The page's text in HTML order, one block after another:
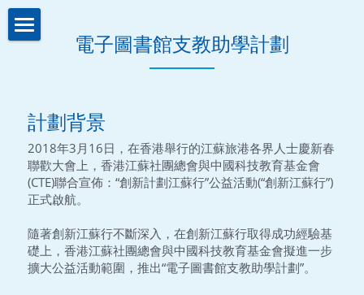
關於我們About us
註冊證書
理事名單
本會章程
策略投資
控股投資
助學計劃
入學禮券
新聞資訊News
聯繫我們Contact us
聯繫我們
網路無障礙聲明
電子圖書館支教助學計劃
計劃背景
2018年3月16日，在香港舉行的江蘇旅港各界人士慶新春
聯歡大會上，香港江蘇社團總會與中國科技教育基金會
(CTE)聯合宣佈：“創新計劃江蘇行”公益活動(“創新江蘇行”)
正式啟航。
隨著創新江蘇行不斷深入，在創新江蘇行取得成功經驗基
礎上，香港江蘇社團總會與中國科技教育基金會擬進一步
擴大公益活動範圍，推出“電子圖書館支教助學計劃”。